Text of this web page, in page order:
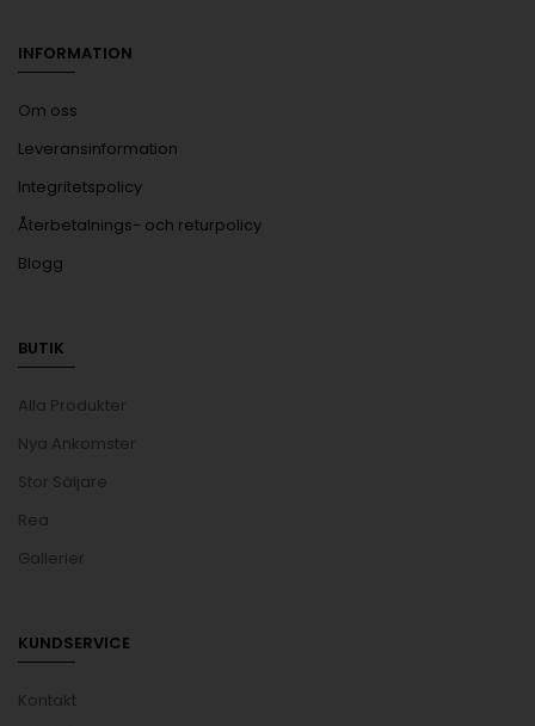
INFORMATION
Om oss
Leveransinformation
Integritetspolicy
Återbetalnings- och returpolicy
Blogg
BUTIK
Alla Produkter
Nya Ankomster
Stor Säljare
Rea
Gallerier
KUNDSERVICE
Kontakt